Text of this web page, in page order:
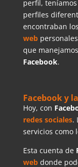
perfil,
perfiles
encontraban los
web
que
Facebook.
Facebook y
Hoy, con
redes sociales.
servicios como
Esta cuenta de
webdonde